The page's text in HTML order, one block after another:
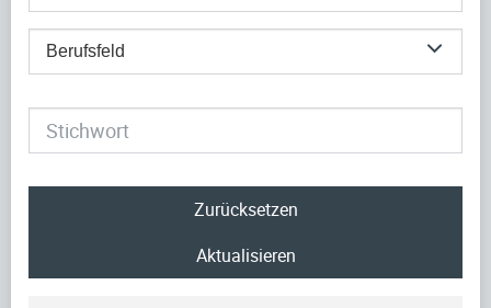
Berufsfeld
Zurücksetzen
Aktualisieren